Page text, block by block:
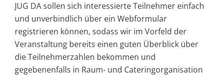
JUG DA sollen sich interessierte Teilnehmer einfach
und unverbindlich über ein Webformular
registrieren können, sodass wir im Vorfeld der
Veranstaltung bereits einen guten Überblick über
die Teilnehmerzahlen bekommen und
gegebenenfalls in Raum- und Cateringorganisation